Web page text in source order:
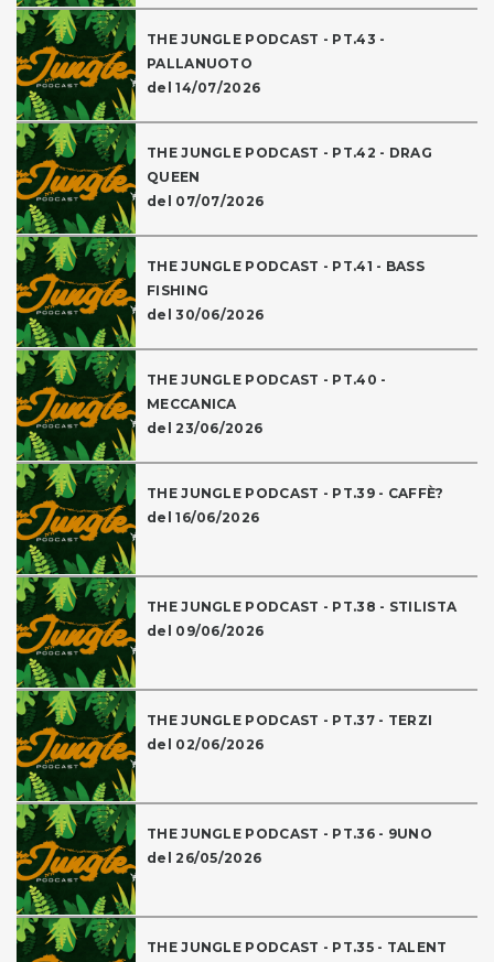
THE JUNGLE PODCAST - PT.43 -
PALLANUOTO
del 14/07/2026
THE JUNGLE PODCAST - PT.42 - DRAG
QUEEN
del 07/07/2026
THE JUNGLE PODCAST - PT.41 - BASS
FISHING
del 30/06/2026
THE JUNGLE PODCAST - PT.40 -
MECCANICA
del 23/06/2026
THE JUNGLE PODCAST - PT.39 - CAFFÈ?
del 16/06/2026
THE JUNGLE PODCAST - PT.38 - STILISTA
del 09/06/2026
THE JUNGLE PODCAST - PT.37 - TERZI
del 02/06/2026
THE JUNGLE PODCAST - PT.36 - 9UNO
del 26/05/2026
THE JUNGLE PODCAST - PT.35 - TALENT